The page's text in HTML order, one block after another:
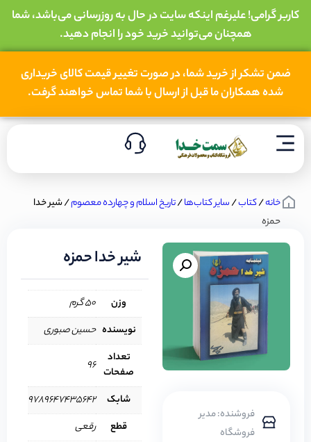
کاربر گرامی! علیرغم اینکه سایت در حال به روزرسانی می‌باشد، شما
همچنان می‌توانید خرید خود را انجام دهید.
ضمن تشکر از خرید شما، در صورت تغییر قیمت کالای خریداری
شده همکاران ما قبل از ارسال با شما تماس خواهند گرفت.
خانه/کتاب/سایر کتاب‌ها/تاریخ اسلام و چهارده معصوم/ شیر خدا
حمزه
فروشنده: مدیر
فروشگاه
شیر خدا حمزه
وزن
50 گرم
نویسنده حسین صبوری
تعداد
صفحات 96
شابک
9789647435642
قطع
رقعی